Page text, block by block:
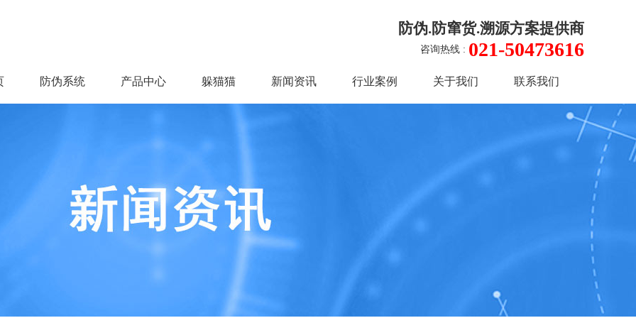
防伪.防窜货.溯源方案提供商
咨询热线 : 021-50473616
防伪系统 产品中心 躲猫猫 新闻资讯 行业案例 关于我们 联系我们